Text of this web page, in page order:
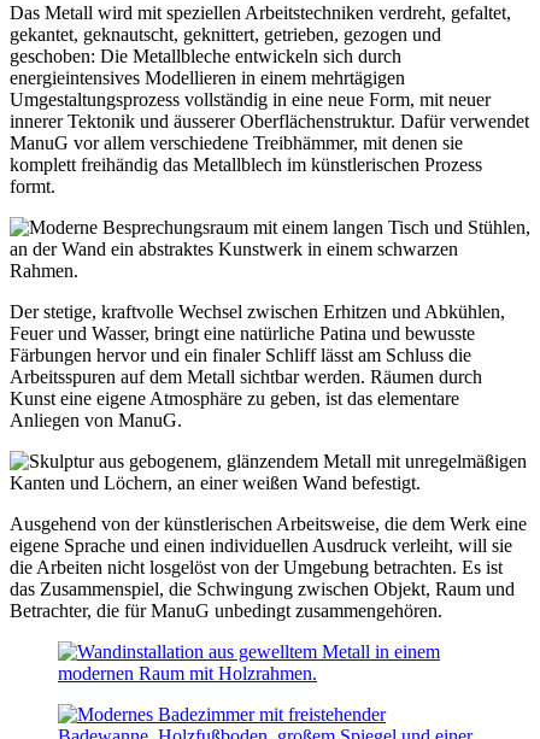
Das Metall wird mit speziellen Arbeitstechniken verdreht, gefaltet,
gekantet, geknautscht, geknittert, getrieben, gezogen und
geschoben: Die Metallbleche entwickeln sich durch
energieintensives Modellieren in einem mehrtägigen
Umgestaltungsprozess vollständig in eine neue Form, mit neuer
innerer Tektonik und äusserer Oberflächenstruktur. Dafür verwendet
ManuG vor allem verschiedene Treibhämmer, mit denen sie
komplett freihändig das Metallblech im künstlerischen Prozess
formt.
Der stetige, kraftvolle Wechsel zwischen Erhitzen und Abkühlen,
Feuer und Wasser, bringt eine natürliche Patina und bewusste
Färbungen hervor und ein finaler Schliff lässt am Schluss die
Arbeitsspuren auf dem Metall sichtbar werden. Räumen durch
Kunst eine eigene Atmosphäre zu geben, ist das elementare
Anliegen von ManuG.
Ausgehend von der künstlerischen Arbeitsweise, die dem Werk eine
eigene Sprache und einen individuellen Ausdruck verleiht, will sie
die Arbeiten nicht losgelöst von der Umgebung betrachten. Es ist
das Zusammenspiel, die Schwingung zwischen Objekt, Raum und
Betrachter, die für ManuG unbedingt zusammengehören.